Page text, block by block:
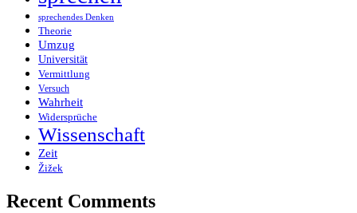
sprechendes Denken
Theorie
Umzug
Universität
Vermittlung
Versuch
Wahrheit
Widersprüche
Wissenschaft
Zeit
Žižek
Recent Comments